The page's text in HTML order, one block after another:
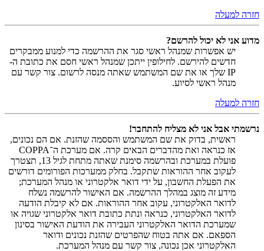
חזרה למעלה
מדוע אני לא יכול להרשם?
יש אפשרות שמנהל ראשי סגר את ההרשמה כדי למנוע ממבקרים
חדשים להירשם. לחילופין ייתכן שמנהל ראשי חסם את כתובת ה-
IP שלך או את שם המשתמש שאתה מנסה לרשום. צור קשר עם
מנהל ראשי לסיוע.
חזרה למעלה
נרשמתי אבל אני לא מצליח להתחבר!
ראשית, בדוק את שם המשתמש והססמה שהזנת. אם הם נכונים,
אז כנראה ואת מהדברים הבאים קרה. אם מערכת ה־COPPA
פועלת במערכת ובהרשמה סימנת שאתה מתחת לגיל 13, תצטרך
לעקוב אחר ההוראות שתקבל. בחלק ממערכות הפורומים דורשים
את הפעלת החשבון, על ידי דואר אלקטרוני או מנהל המערכת;
מידע זה מוצג במהלך ההרשמה. אם האישור להרשמה נשלח
לדואר האלקטרוני, עקוב אחר ההוראות. אם לא קיבלת הודעה
לדואר האלקטרוני, כנראה ונתת כתובת דואר אלקטרוני שגויה או
שמערכת הדואר האלקטרוני העבירה את הודעת האישור בסינון
הספאם. אם אתה בטוח שהפרטים שהזנת נכונים ודואר
האלקטרוני אכן נכונה, צור קשר עם מנהל המערכת.